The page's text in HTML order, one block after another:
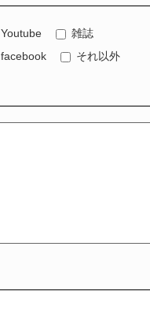
Youtube
雑誌
facebook それ以外